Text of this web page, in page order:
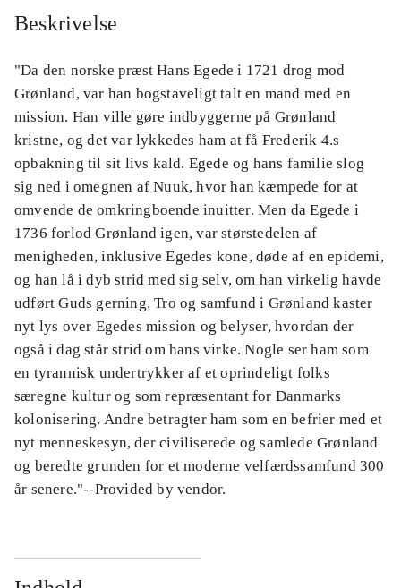
Beskrivelse
"Da den norske præst Hans Egede i 1721 drog mod
Grønland, var han bogstaveligt talt en mand med en
mission. Han ville gøre indbyggerne på Grønland
kristne, og det var lykkedes ham at få Frederik 4.s
opbakning til sit livs kald. Egede og hans familie slog
sig ned i omegnen af Nuuk, hvor han kæmpede for at
omvende de omkringboende inuitter. Men da Egede i
1736 forlod Grønland igen, var størstedelen af
menigheden, inklusive Egedes kone, døde af en epidemi,
og han lå i dyb strid med sig selv, om han virkelig havde
udført Guds gerning. Tro og samfund i Grønland kaster
nyt lys over Egedes mission og belyser, hvordan der
også i dag står strid om hans virke. Nogle ser ham som
en tyrannisk undertrykker af et oprindeligt folks
særegne kultur og som repræsentant for Danmarks
kolonisering. Andre betragter ham som en befrier med et
nyt menneskesyn, der civiliserede og samlede Grønland
og beredte grunden for et moderne velfærdssamfund 300
år senere."--Provided by vendor.